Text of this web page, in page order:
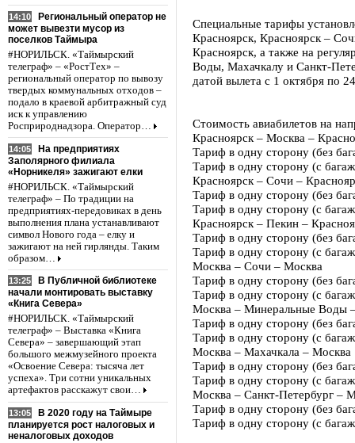
14:10
Региональный оператор не
может вывезти мусор из
поселков Таймыра
#НОРИЛЬСК. «Таймырский
телеграф» – «РостТех» –
региональный оператор по вывозу
твердых коммунальных отходов –
подало в краевой арбитражный суд
иск к управлению
Росприроднадзора. Оператор…
14:05
На предприятиях
Заполярного филиала
«Норникеля» зажигают елки
#НОРИЛЬСК. «Таймырский
телеграф» – По традиции на
предприятиях-передовиках в день
выполнения плана устанавливают
символ Нового года – елку и
зажигают на ней гирлянды. Таким
образом…
13:25
В Публичной библиотеке
начали монтировать выставку
«Книга Севера»
#НОРИЛЬСК. «Таймырский
телеграф» – Выставка «Книга
Севера» – завершающий этап
большого межмузейного проекта
«Освоение Севера: тысяча лет
успеха». Три сотни уникальных
артефактов расскажут свои…
13:05
В 2020 году на Таймыре
планируется рост налоговых и
неналоговых доходов
Специальные тарифы
Красноярск, Красноярск –
Красноярск, а также на
Воды, Махачкалу и Санкт-
датой вылета с 1 октября по
Стоимость авиабилетов на
Красноярск – Москва –
Тариф в одну сторону (без
Тариф в одну сторону (с
Красноярск – Сочи –
Тариф в одну сторону (без
Тариф в одну сторону (с
Красноярск – Пекин –
Тариф в одну сторону (без
Тариф в одну сторону (с
Москва – Сочи – Москва
Тариф в одну сторону (без
Тариф в одну сторону (с
Москва – Минеральные Воды
Тариф в одну сторону (без
Тариф в одну сторону (с
Москва – Махачкала – Москва
Тариф в одну сторону (без
Тариф в одну сторону (с
Москва – Санкт-Петербург –
Тариф в одну сторону (без
Тариф в одну сторону (с